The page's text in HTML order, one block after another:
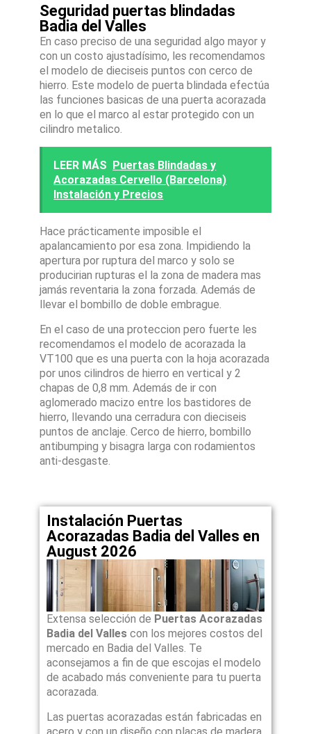
Seguridad puertas blindadas
Badia del Valles
En caso preciso de una seguridad algo mayor y
con un costo ajustadísimo, les recomendamos
el modelo de dieciseis puntos con cerco de
hierro. Este modelo de puerta blindada efectúa
las funciones basicas de una puerta acorazada
en lo que el marco al estar protegido con un
cilindro metalico.
LEER MÁS Puertas Blindadas y
Acorazadas Cervello (Barcelona)
Instalación y Precios
Hace prácticamente imposible el
apalancamiento por esa zona. Impidiendo la
apertura por ruptura del marco y solo se
producirian rupturas el la zona de madera mas
jamás reventaria la zona forzada. Además de
llevar el bombillo de doble embrague.
En el caso de una proteccion pero fuerte les
recomendamos el modelo de acorazada la
VT100 que es una puerta con la hoja acorazada
por unos cilindros de hierro en vertical y 2
chapas de 0,8 mm. Además de ir con
aglomerado macizo entre los bastidores de
hierro, llevando una cerradura con dieciseis
puntos de anclaje. Cerco de hierro, bombillo
antibumping y bisagra larga con rodamientos
anti-desgaste.
Instalación Puertas
Acorazadas Badia del Valles en
August 2026
Extensa selección de Puertas Acorazadas
Badia del Vallescon los mejores costos del
mercado en Badia del Valles. Te
aconsejamos a fin de que escojas el modelo
de acabado más conveniente para tu puerta
acorazada.
Las puertas acorazadas están fabricadas en